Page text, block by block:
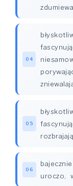
04
05
06
bajecznie
uroczo,